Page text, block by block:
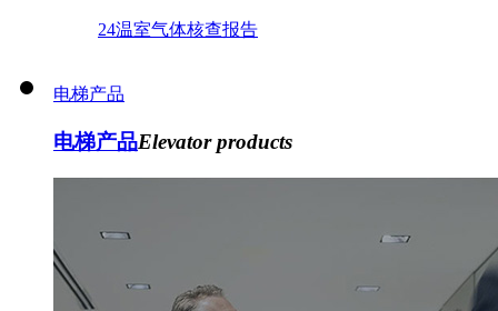
24温室气体核查报告
电梯产品
电梯产品Elevator products